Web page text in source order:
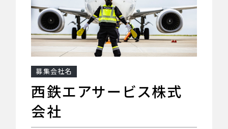
募集会社名
西鉄エアサービス株式
会社